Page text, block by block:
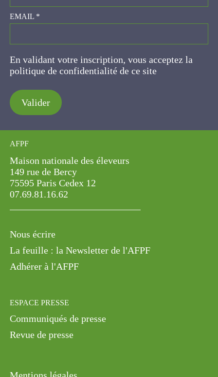
politique de confidentialité de ce site
Valider
AFPF
Maison nationale des éleveurs
149 rue de Bercy
75595 Paris Cedex 12
07.69.81.16.62
Adhérer à l'AFPF
Revue de presse